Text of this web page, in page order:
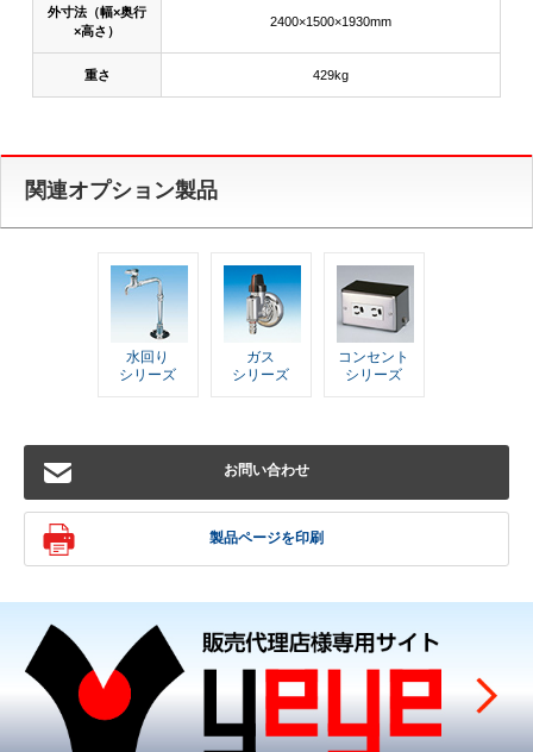
外寸法（幅×奥行
×高さ）
2400×1500×1930mm
重さ 429kg
関連オプション製品
水回り
シリーズ
ガス
シリーズ
コンセント
シリーズ
お問い合わせ
製品ページを印刷